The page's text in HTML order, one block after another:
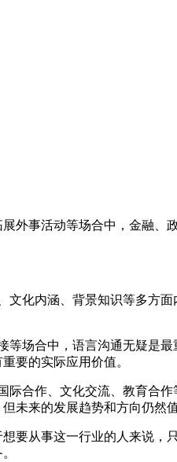
事活动等场合中，金融、
内涵、背景知识等多方面
合中，语言沟通无疑是
要的实际应用价值。
作、文化交流、教育合作
未来的发展趋势和方向仍然
从事这一行业的人来说，